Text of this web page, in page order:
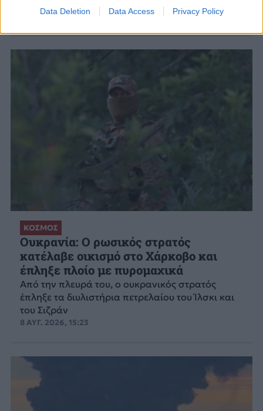
Data Deletion Data Access Privacy Policy
8 ΑΥΓ. 2026, 16:25
ΚΟΣΜΟΣ
Ουκρανία: Ο ρωσικός στρατός
κατέλαβε οικισμό στο Χάρκοβο και
έπληξε πλοίο με πυρομαχικά
Από την πλευρά του, ο ουκρανικός στρατός
έπληξε τα διυλιστήρια πετρελαίου του Ίλσκι και
του Σιζράν
8 ΑΥΓ. 2026, 15:23